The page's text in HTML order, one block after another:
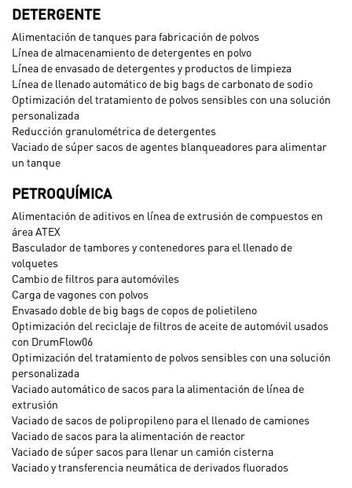
DETERGENTE
Alimentación de tanques para fabricación de polvos
Línea de almacenamiento de detergentes en polvo
Línea de envasado de detergentes y productos de limpieza
Línea de llenado automático de big bags de carbonato de sodio
Optimización del tratamiento de polvos sensibles con una solución
personalizada
Reducción granulométrica de detergentes
Vaciado de súper sacos de agentes blanqueadores para alimentar
un tanque
PETROQUÍMICA
Alimentación de aditivos en línea de extrusión de compuestos en
área ATEX
Basculador de tambores y contenedores para el llenado de
volquetes
Cambio de filtros para automóviles
Carga de vagones con polvos
Envasado doble de big bags de copos de polietileno
Optimización del reciclaje de filtros de aceite de automóvil usados
con DrumFlow06
Optimización del tratamiento de polvos sensibles con una solución
personalizada
Vaciado automático de sacos para la alimentación de línea de
extrusión
Vaciado de sacos de polipropileno para el llenado de camiones
Vaciado de sacos para la alimentación de reactor
Vaciado de súper sacos para llenar un camión cisterna
Vaciado y transferencia neumática de derivados fluorados